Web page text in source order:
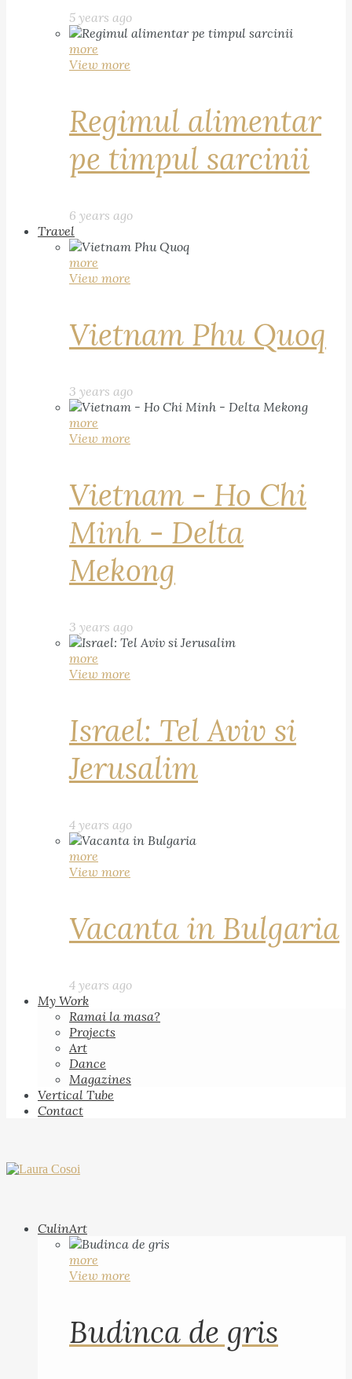
5 years ago
more
View more
Regimul alimentar
pe timpul sarcinii
6 years ago
Travel
more
View more
Vietnam Phu Quoq
3 years ago
more
View more
Vietnam - Ho Chi
Minh - Delta
Mekong
3 years ago
more
View more
Israel: Tel Aviv si
Jerusalim
4 years ago
more
View more
Vacanta in Bulgaria
4 years ago
My Work
Ramai la masa?
Projects
Art
Dance
Magazines
Vertical Tube
Contact
CulinArt
more
View more
Budinca de gris